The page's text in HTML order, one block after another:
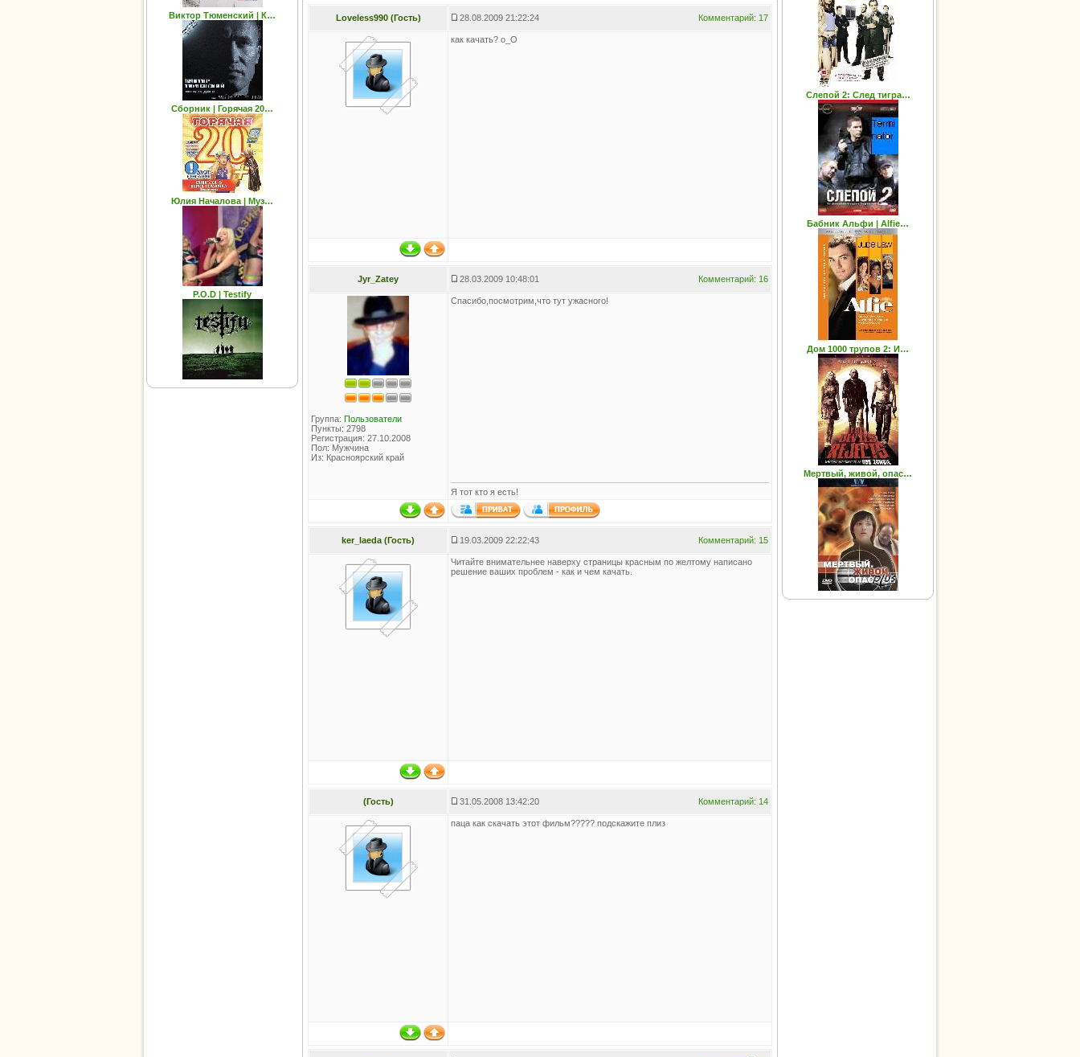
Виктор Тюменский | К…
Сборник | Горячая 20…
Юлия Началова | Муз…
P.O.D | Testify
Loveless990 (Гость) 28.08.2009 21:22:24 Комментарий: 17
как качать? о_О
Jyr_Zatey 28.03.2009 10:48:01 Комментарий: 16
Группа: Пользователи
Пункты: 2798
Регистрация: 27.10.2008
Пол: Мужчина
Из: Красноярский край
Спасибо,посмотрим,что тут ужасного!
Я тот кто я есть!
ker_laeda (Гость) 19.03.2009 22:22:43 Комментарий: 15
Читайте внимательнее наверху страницы красным по желтому написано
решение ваших проблем - как и чем качать.
(Гость) 31.05.2008 13:42:20 Комментарий: 14
паца как скачать этот фильм????? подскажите плиз
Слепой 2: След тигра…
Бабник Альфи | Alfie…
Дом 1000 трупов 2: И…
Мертвый, живой, опас…